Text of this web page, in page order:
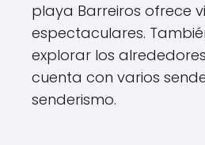
playa Barreiros ofrece
espectaculares.
explorar los
cuenta con varios
senderismo.